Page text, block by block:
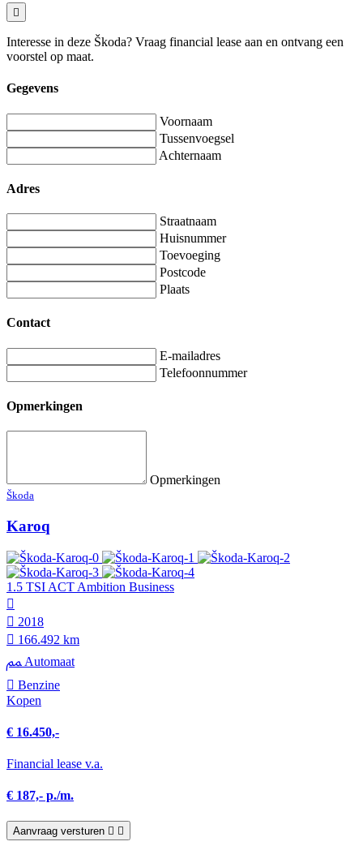
Interesse in deze Škoda? Vraag financial lease aan en ontvang een
voorstel op maat.
Gegevens
Voornaam
Tussenvoegsel
Achternaam
Adres
Straatnaam
Huisnummer
Toevoeging
Postcode
Plaats
Contact
E-mailadres
Telefoonnummer
Opmerkingen
Opmerkingen
Škoda
Karoq
1.5 TSI ACT Ambition Business
2018
166.492 km
Automaat
Benzine
Kopen
€ 16.450,-
Financial lease v.a.
€ 187,- p./m.
Aanvraag versturen